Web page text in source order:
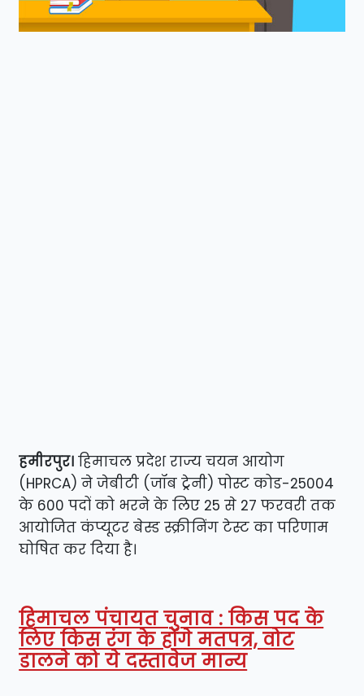
हमीरपुर।हिमाचल प्रदेश राज्य चयन आयोग
(HPRCA) ने जेबीटी (जॉब ट्रेनी) पोस्ट कोड-25004
के 600 पदों को भरने के लिए 25 से 27 फरवरी तक
आयोजित कंप्यूटर बेस्ड स्क्रीनिंग टेस्ट का परिणाम
घोषित कर दिया है।
हिमाचल पंचायत चुनाव : किस पद के
लिए किस रंग के होंगे मतपत्र, वोट
डालने को ये दस्तावेज मान्य